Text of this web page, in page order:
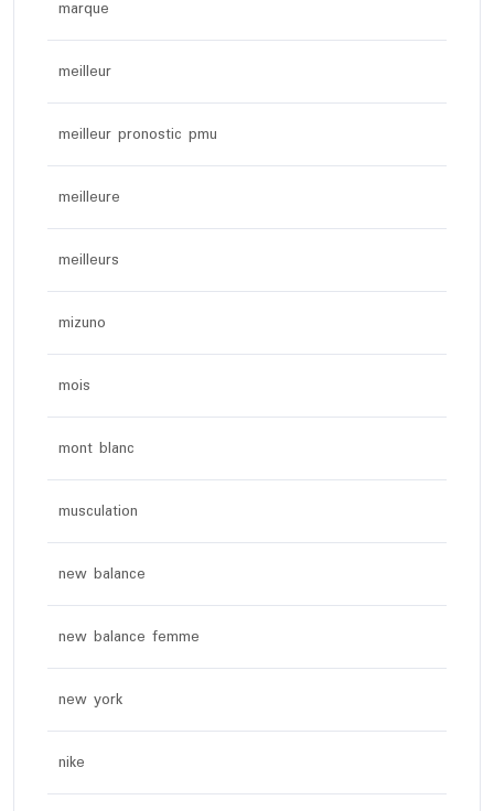
marque
meilleur
meilleur pronostic pmu
meilleure
meilleurs
mizuno
mois
mont blanc
musculation
new balance
new balance femme
new york
nike